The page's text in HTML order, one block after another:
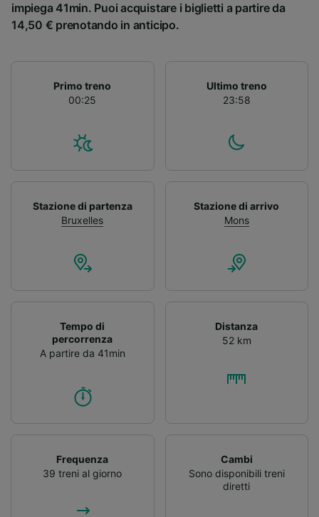
impiega 41min. Puoi acquistare i biglietti a partire da
14,50 € prenotando in anticipo.
Primo treno
00:25
Ultimo treno
23:58
Stazione di partenza
Bruxelles
Stazione di arrivo
Mons
Tempo di
percorrenza
A partire da 41min
Distanza
52 km
Frequenza
39 treni al giorno
Cambi
Sono disponibili treni
diretti